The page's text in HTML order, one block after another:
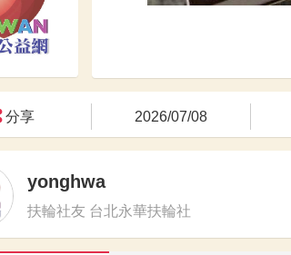
分享 2026/07/08
yonghwa
扶輪社友 台北永華扶輪社